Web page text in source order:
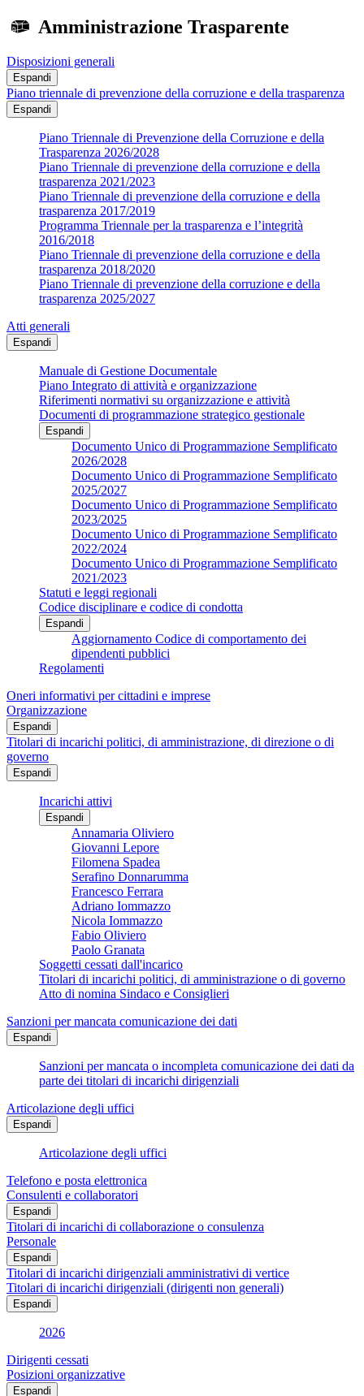
Amministrazione Trasparente
Disposizioni generali
Espandi
Piano triennale di prevenzione della corruzione e della trasparenza
Espandi
Piano Triennale di Prevenzione della Corruzione e della
Trasparenza 2026/2028
Piano Triennale di prevenzione della corruzione e della
trasparenza 2021/2023
Piano Triennale di prevenzione della corruzione e della
trasparenza 2017/2019
Programma Triennale per la trasparenza e l’integrità
2016/2018
Piano Triennale di prevenzione della corruzione e della
trasparenza 2018/2020
Piano Triennale di prevenzione della corruzione e della
trasparenza 2025/2027
Atti generali
Espandi
Manuale di Gestione Documentale
Piano Integrato di attività e organizzazione
Riferimenti normativi su organizzazione e attività
Documenti di programmazione strategico gestionale
Espandi
Documento Unico di Programmazione Semplificato
2026/2028
Documento Unico di Programmazione Semplificato
2025/2027
Documento Unico di Programmazione Semplificato
2023/2025
Documento Unico di Programmazione Semplificato
2022/2024
Documento Unico di Programmazione Semplificato
2021/2023
Statuti e leggi regionali
Codice disciplinare e codice di condotta
Espandi
Aggiornamento Codice di comportamento dei
dipendenti pubblici
Regolamenti
Oneri informativi per cittadini e imprese
Organizzazione
Espandi
Titolari di incarichi politici, di amministrazione, di direzione o di
governo
Espandi
Incarichi attivi
Espandi
Annamaria Oliviero
Giovanni Lepore
Filomena Spadea
Serafino Donnarumma
Francesco Ferrara
Adriano Iommazzo
Nicola Iommazzo
Fabio Oliviero
Paolo Granata
Soggetti cessati dall'incarico
Titolari di incarichi politici, di amministrazione o di governo
Atto di nomina Sindaco e Consiglieri
Sanzioni per mancata comunicazione dei dati
Espandi
Sanzioni per mancata o incompleta comunicazione dei dati da
parte dei titolari di incarichi dirigenziali
Articolazione degli uffici
Espandi
Articolazione degli uffici
Telefono e posta elettronica
Consulenti e collaboratori
Espandi
Titolari di incarichi di collaborazione o consulenza
Personale
Espandi
Titolari di incarichi dirigenziali amministrativi di vertice
Titolari di incarichi dirigenziali (dirigenti non generali)
Espandi
2026
Dirigenti cessati
Posizioni organizzative
Espandi